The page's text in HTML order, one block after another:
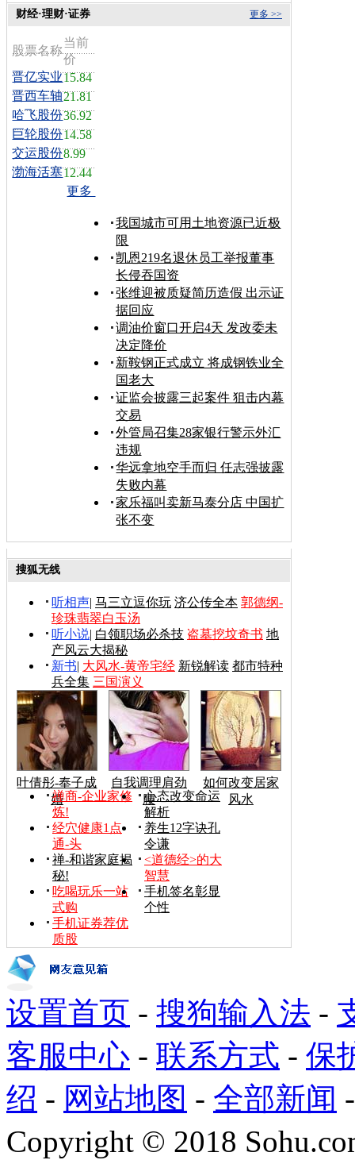
更多 >>
财经·理财·证券
股票名称
当前
价
晋亿实业15.84
晋西车轴21.81
哈飞股份36.92
巨轮股份14.58
交运股份8.99
渤海活塞12.44
更多
我国城市可用土地资源已近极
限
凯恩219名退休员工举报董事
长侵吞国资
张维迎被质疑简历造假 出示证
据回应
调油价窗口开启4天 发改委未
决定降价
新鞍钢正式成立 将成钢铁业全
国老大
证监会披露三起案件 狙击内幕
交易
外管局召集28家银行警示外汇
违规
华远拿地空手而归 任志强披露
失败内幕
家乐福叫卖新马泰分店 中国扩
张不变
搜狐无线
听相声| 马三立逗你玩 济公传全本 郭德纲-
珍珠翡翠白玉汤
听小说| 白领职场必杀技 盗墓挖坟奇书 地
产风云大揭秘
新书| 大风水-黄帝宅经 新锐解读 都市特种
兵全集 三国演义
叶倩彤-奉子成
婚
自我调理肩劲
腰
如何改变居家
风水
禅商-企业家修
炼!
心态改变命运
解析
经穴健康1点
通-头
养生12字诀孔
令谦
禅-和谐家庭揭
秘!
<道德经>的大
智慧
吃喝玩乐一站
式购
手机签名彰显
个性
手机证券荐优
质股
设置首页 - 搜狗输入法 -
客服中心 - 联系方式 - 保
绍 - 网站地图 - 全部新闻
Copyright © 2018